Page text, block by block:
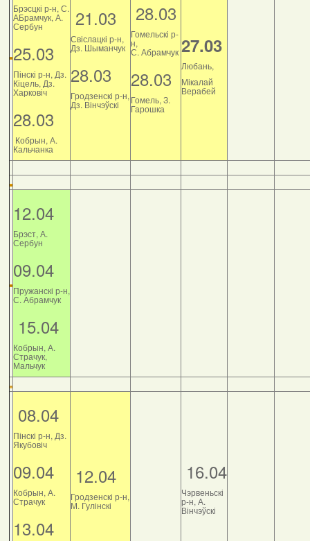
Брэсцкі р-н, С.
АБрамчук, А.
Сербун
25.03
Пінскі р-н, Дз.
Кіцель, Дз.
Харковіч
28.03
Кобрын, А.
Кальчанка
21.03
Свіслацкі р-н,
Дз. Шыманчук
28.03
Гродзенскі р-н,
Дз. Вінчэўскі
28.03
Гомельскі р-
н,
С. Абрамчук
28.03
Гомель, З.
Гарошка
27.03
Любань,
Мікалай
Верабей
12.04
Брэст, А.
Сербун
09.04
Пружанскі р-н,
С. Абрамчук
15.04
Кобрын, А.
Страчук,
Мальчук
08.04
Пінскі р-н, Дз.
Якубовіч
09.04
Кобрын, А.
Страчук
13.04
12.04
Гродзенскі р-н,
М. Гулінскі
16.04
Чэрвеньскі
р-н, А.
Вінчэўскі